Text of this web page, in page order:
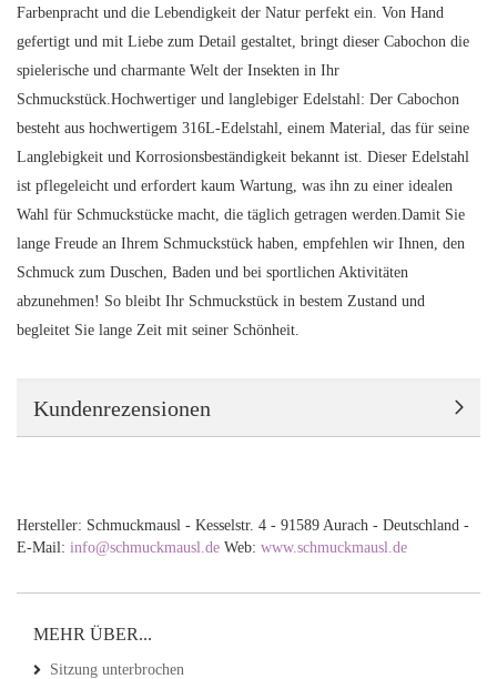
Farbenpracht und die Lebendigkeit der Natur perfekt ein. Von Hand
gefertigt und mit Liebe zum Detail gestaltet, bringt dieser Cabochon die
spielerische und charmante Welt der Insekten in Ihr
Schmuckstück.Hochwertiger und langlebiger Edelstahl: Der Cabochon
besteht aus hochwertigem 316L-Edelstahl, einem Material, das für seine
Langlebigkeit und Korrosionsbeständigkeit bekannt ist. Dieser Edelstahl
ist pflegeleicht und erfordert kaum Wartung, was ihn zu einer idealen
Wahl für Schmuckstücke macht, die täglich getragen werden.Damit Sie
lange Freude an Ihrem Schmuckstück haben, empfehlen wir Ihnen, den
Schmuck zum Duschen, Baden und bei sportlichen Aktivitäten
abzunehmen! So bleibt Ihr Schmuckstück in bestem Zustand und
begleitet Sie lange Zeit mit seiner Schönheit.
Kundenrezensionen
Hersteller: Schmuckmausl - Kesselstr. 4 - 91589 Aurach - Deutschland -
E-Mail: info@schmuckmausl.de Web: www.schmuckmausl.de
MEHR ÜBER...
Sitzung unterbrochen